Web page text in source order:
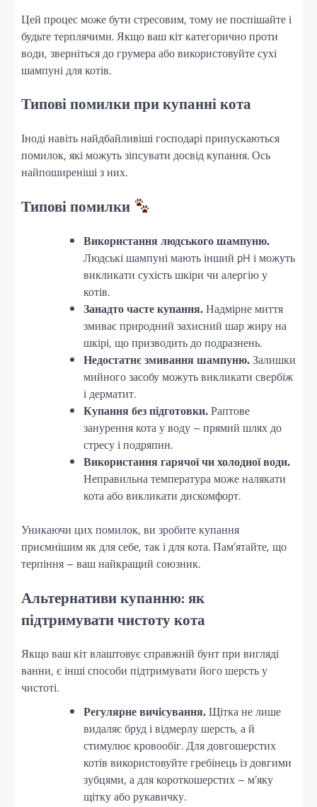
Цей процес може бути стресовим, тому не поспішайте і
будьте терплячими. Якщо ваш кіт категорично проти
води, зверніться до грумера або використовуйте сухі
шампуні для котів.
Типові помилки при купанні кота
Іноді навіть найдбайливіші господарі припускаються
помилок, які можуть зіпсувати досвід купання. Ось
найпоширеніші з них.
Типові помилки
Використання людського шампуню.
Людські шампуні мають інший pH і можуть
викликати сухість шкіри чи алергію у
котів.
Занадто часте купання.Надмірне миття
змиває природний захисний шар жиру на
шкірі, що призводить до подразнень.
Недостатнє змивання шампуню.Залишки
мийного засобу можуть викликати свербіж
і дерматит.
Купання без підготовки.Раптове
занурення кота у воду – прямий шлях до
стресу і подряпин.
Використання гарячої чи холодної води.
Неправильна температура може налякати
кота або викликати дискомфорт.
Уникаючи цих помилок, ви зробите купання
приємнішим як для себе, так і для кота. Пам’ятайте, що
терпіння – ваш найкращий союзник.
Альтернативи купанню: як
підтримувати чистоту кота
Якщо ваш кіт влаштовує справжній бунт при вигляді
ванни, є інші способи підтримувати його шерсть у
чистоті.
Регулярне вичісування.Щітка не лише
видаляє бруд і відмерлу шерсть, а й
стимулює кровообіг. Для довгошерстих
котів використовуйте гребінець із довгими
зубцями, а для короткошерстих – м’яку
щітку або рукавичку.